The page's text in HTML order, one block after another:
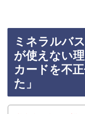
ミネラルバ
が使えない
カードを不
た」